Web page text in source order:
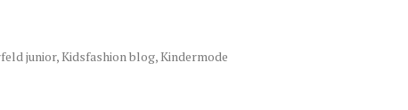
junior,Kidsfashion blog,Kindermode